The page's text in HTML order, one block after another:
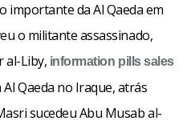
X Telegram
Share
importante da Al Qaeda em
o militante assassinado,
al-Liby, information pills sales
Qaeda no Iraque, atrás
sucedeu Abu Musab al-